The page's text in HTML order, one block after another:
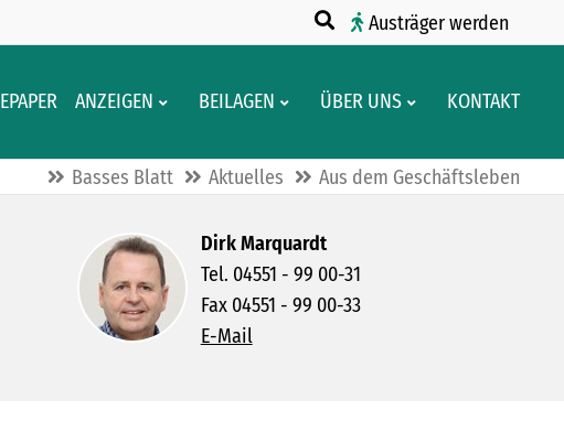
Austräger werden
EPAPER ANZEIGEN BEILAGEN ÜBER UNS KONTAKT
Basses Blatt Aktuelles Aus dem Geschäftsleben
Dirk Marquardt
Tel. 04551 - 99 00-31
Fax 04551 - 99 00-33
E-Mail